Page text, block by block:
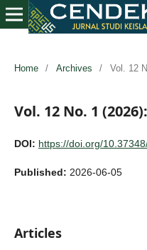
Home / Archives / Vol. 12
Vol. 12 No. 1
DOI: https://doi.org/
Published: 2026-06-05
Articles